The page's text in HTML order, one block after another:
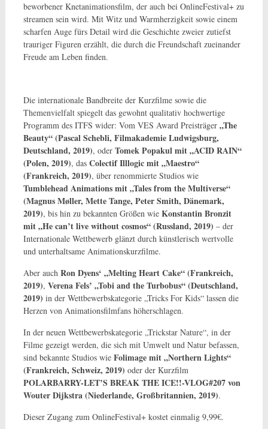
beworbener Knetanimationsfilm, der auch bei OnlineFestival+ zu
streamen sein wird. Mit Witz und Warmherzigkeit sowie einem
scharfen Auge fürs Detail wird die Geschichte zweier zutiefst
trauriger Figuren erzählt, die durch die Freundschaft zueinander
Freude am Leben finden.
Die internationale Bandbreite der Kurzfilme sowie die
Themenvielfalt spiegelt das gewohnt qualitativ hochwertige
Programm des ITFS wider: Vom VES Award Preisträger „The
Beauty“ (Pascal Schebli, Filmakademie Ludwigsburg,
Deutschland, 2019), oder Tomek Popakul mit „ACID RAIN“
(Polen, 2019), das Colectif Illlogic mit „Maestro“
(Frankreich, 2019), über renommierte Studios wie
Tumblehead Animations mit „Tales from the Multiverse“
(Magnus Møller, Mette Tange, Peter Smith, Dänemark,
2019), bis hin zu bekannten Größen wie Konstantin Bronzit
mit „He can’t live without cosmos“ (Russland, 2019) – der
Internationale Wettbewerb glänzt durch künstlerisch wertvolle
und unterhaltsame Animationskurzfilme.
Aber auch Ron Dyens‘ „Melting Heart Cake“ (Frankreich,
2019), Verena Fels’ „Tobi and the Turbobus“ (Deutschland,
2019) in der Wettbewerbskategorie „Tricks For Kids“ lassen die
Herzen von Animationsfilmfans höherschlagen.
In der neuen Wettbewerbskategorie „Trickstar Nature“, in der
Filme gezeigt werden, die sich mit Umwelt und Natur befassen,
sind bekannte Studios wie Folimage mit „Northern Lights“
(Frankreich, Schweiz, 2019) oder der Kurzfilm
POLARBARRY-LET’S BREAK THE ICE!!-VLOG#207 von
Wouter Dijkstra (Niederlande, Großbritannien, 2019).
Dieser Zugang zum OnlineFestival+ kostet einmalig 9,99€.